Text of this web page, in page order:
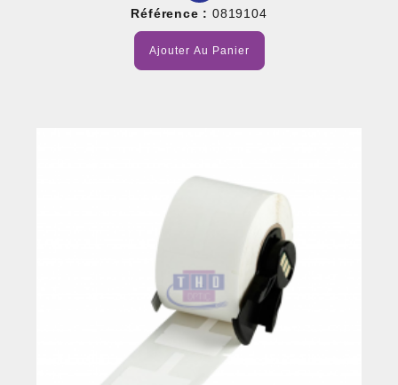
Référence : 0819104
Ajouter Au Panier